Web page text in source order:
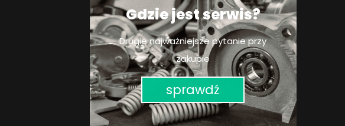
Gdzie jest serwis?
Drugie najważniejsze pytanie przy
zakupie
sprawdź